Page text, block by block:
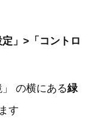
定」>「コントロ
の横にある緑
す